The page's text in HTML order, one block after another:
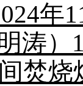
年
涛）
焚烧